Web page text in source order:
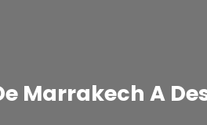
Marrakech A